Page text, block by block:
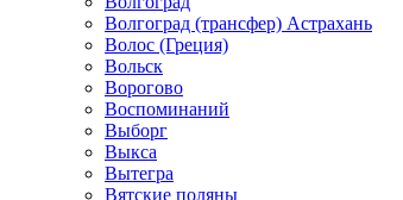
Волгоград (трансфер) Астрахань
Волос (Греция)
Вольск
Ворогово
Воспоминаний
Выборг
Выкса
Вытегра
Вятские поляны